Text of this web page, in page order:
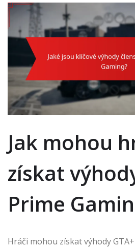
Jak mohou
získat
Prime
Hráči mohou získat výhody